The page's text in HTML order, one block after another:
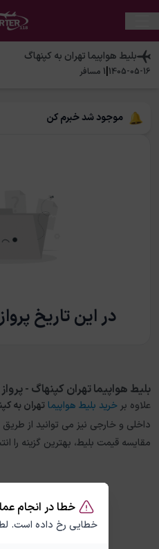
خطا در انجام
خطایی رخ داده است.
بلیط هواپیماتهران به کپنهاگ
1405-05-16
|
1 مسافر
موجود شد خبرم کن
در این تاریخ
بلیط هواپیما تهران کپنهاگ -
علاوه بر خرید بلیط هواپیما تهرانبه
داخلی و خارجی نیز می توانید از طریق
مقایسه قیمت بلیط، بهترین گزینه را